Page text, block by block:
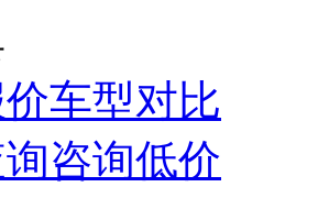
车型对比
咨询低价